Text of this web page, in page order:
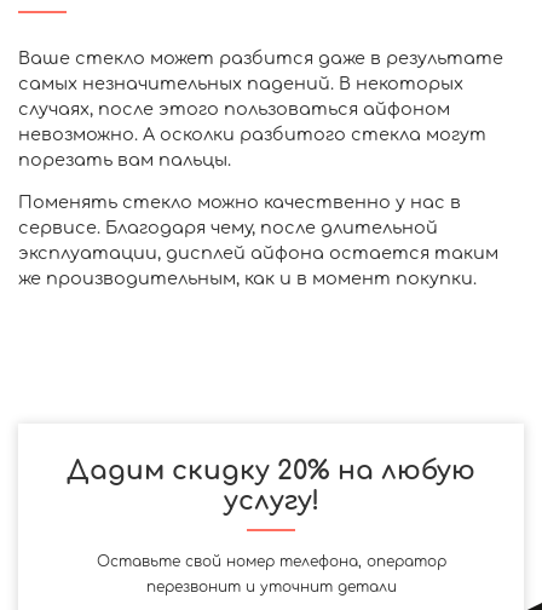
Ваше стекло может разбится даже в результате
самых незначительных падений. В некоторых
случаях, после этого пользоваться айфоном
невозможно. А осколки разбитого стекла могут
порезать вам пальцы.
Поменять стекло можно качественно у нас в
сервисе. Благодаря чему, после длительной
эксплуатации, дисплей айфона остается таким
же производительным, как и в момент покупки.
Дадим скидку 20% на любую
услугу!
Оставьте свой номер телефона, оператор
перезвонит и уточнит детали